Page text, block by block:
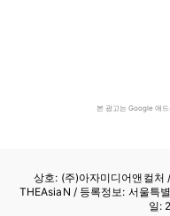
본 광고는 Google 애
상호: (주)아자미디어앤컬처
THEAsiaN / 등록정보: 서울특
일: